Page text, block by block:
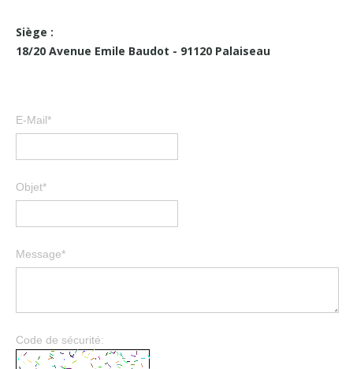
Siège :
18/20 Avenue Emile Baudot - 91120 Palaiseau
E-Mail*
Objet*
Message*
Code de sécurité: